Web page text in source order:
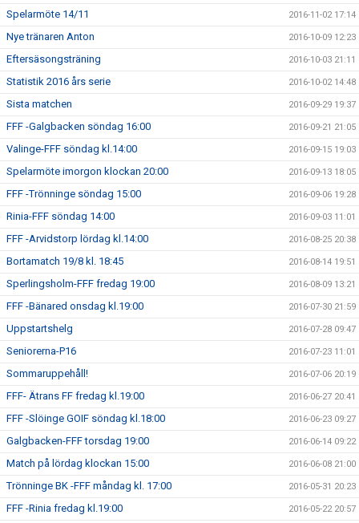
Spelarmöte 14/11 2016-11-02 17:14
Nye tränaren Anton 2016-10-09 12:23
Eftersäsongsträning 2016-10-03 21:11
Statistik 2016 års serie 2016-10-02 14:48
Sista matchen 2016-09-29 19:37
FFF -Galgbacken söndag 16:00 2016-09-21 21:05
Valinge-FFF söndag kl.14:00 2016-09-15 19:03
Spelarmöte imorgon klockan 20:00 2016-09-13 18:05
FFF -Trönninge söndag 15:00 2016-09-06 19:28
Rinia-FFF söndag 14:00 2016-09-03 11:01
FFF -Arvidstorp lördag kl.14:00 2016-08-25 20:38
Bortamatch 19/8 kl. 18:45 2016-08-14 19:51
Sperlingsholm-FFF fredag 19:00 2016-08-09 13:21
FFF -Bänared onsdag kl.19:00 2016-07-30 21:59
Uppstartshelg 2016-07-28 09:47
Seniorerna-P16 2016-07-23 11:01
Sommaruppehåll! 2016-07-06 20:19
FFF- Ätrans FF fredag kl.19:00 2016-06-27 20:41
FFF -Slöinge GOIF söndag kl.18:00 2016-06-23 09:27
Galgbacken-FFF torsdag 19:00 2016-06-14 09:22
Match på lördag klockan 15:00 2016-06-08 21:00
Trönninge BK -FFF måndag kl. 17:00 2016-05-31 20:23
FFF -Rinia fredag kl.19:00 2016-05-22 20:57